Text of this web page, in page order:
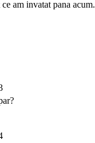
am invatat pana